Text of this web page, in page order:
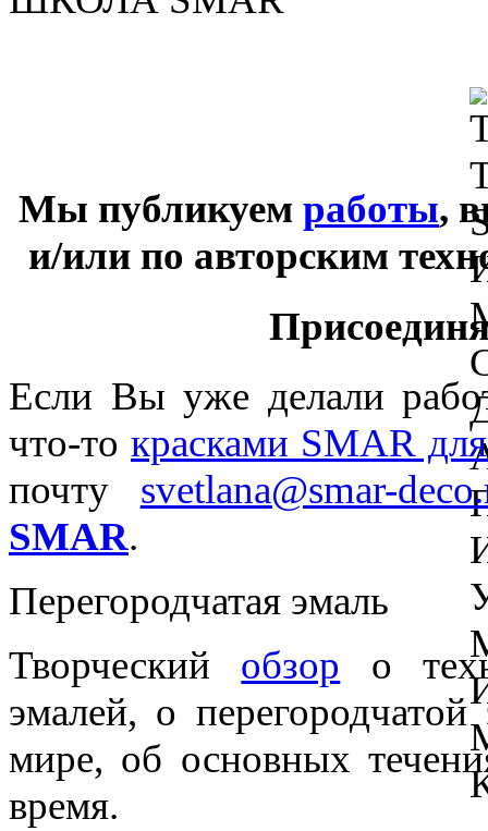
Мы публикуем работы,
и/или по авторским
Если Вы уже делали
что-то красками SMAR
почту svetlana@smar-
SMAR.
Перегородчатая эмаль
Творческий обзор о
эмалей, о
мире, об основных
время.